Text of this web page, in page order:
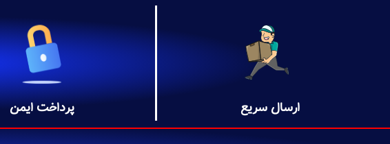
ارسال سریع پرداخت ایمن